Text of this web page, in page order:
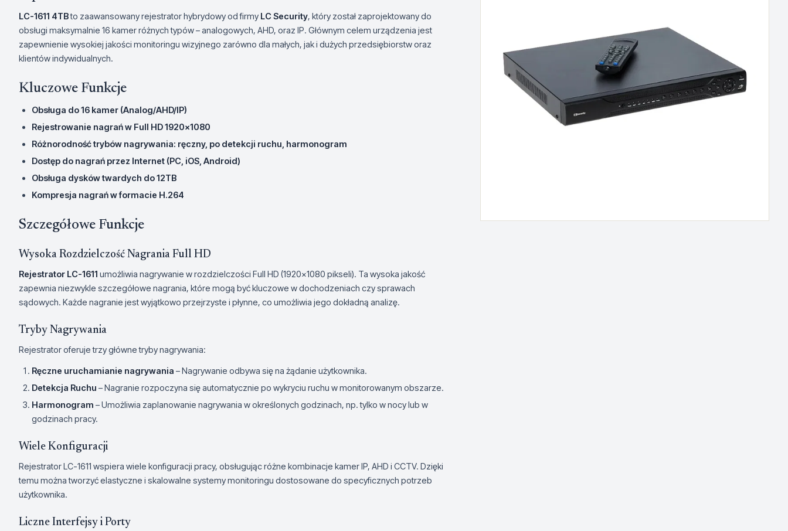
LC-1611 4TBto zaawansowany rejestrator hybrydowy od firmy LC Security, który został zaprojektowany do
obsługi maksymalnie 16 kamer różnych typów – analogowych, AHD, oraz IP. Głównym celem urządzenia jest
zapewnienie wysokiej jakości monitoringu wizyjnego zarówno dla małych, jak i dużych przedsiębiorstw oraz
klientów indywidualnych.
Kluczowe Funkcje
Obsługa do 16 kamer (Analog/AHD/IP)
Rejestrowanie nagrań w Full HD 1920x1080
Różnorodność trybów nagrywania: ręczny, po detekcji ruchu, harmonogram
Dostęp do nagrań przez Internet (PC, iOS, Android)
Obsługa dysków twardych do 12TB
Kompresja nagrań w formacie H.264
Szczegółowe Funkcje
Wysoka Rozdzielczość Nagrania Full HD
Rejestrator LC-1611 umożliwia nagrywanie w rozdzielczości Full HD (1920x1080 pikseli). Ta wysoka jakość
zapewnia niezwykle szczegółowe nagrania, które mogą być kluczowe w dochodzeniach czy sprawach
sądowych. Każde nagranie jest wyjątkowo przejrzyste i płynne, co umożliwia jego dokładną analizę.
Tryby Nagrywania
Rejestrator oferuje trzy główne tryby nagrywania:
Ręczne uruchamianie nagrywania – Nagrywanie odbywa się na żądanie użytkownika.
Detekcja Ruchu – Nagranie rozpoczyna się automatycznie po wykryciu ruchu w monitorowanym obszarze.
Harmonogram – Umożliwia zaplanowanie nagrywania w określonych godzinach, np. tylko w nocy lub w
godzinach pracy.
Wiele Konfiguracji
Rejestrator LC-1611 wspiera wiele konfiguracji pracy, obsługując różne kombinacje kamer IP, AHD i CCTV. Dzięki
temu można tworzyć elastyczne i skalowalne systemy monitoringu dostosowane do specyficznych potrzeb
użytkownika.
Liczne Interfejsy i Porty